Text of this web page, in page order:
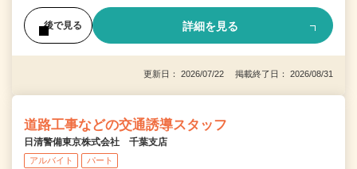
後で見る 詳細を見る
更新日： 2026/07/22 掲載終了日： 2026/08/31
道路工事などの交通誘導スタッフ
日清警備東京株式会社 千葉支店
アルバイト パート